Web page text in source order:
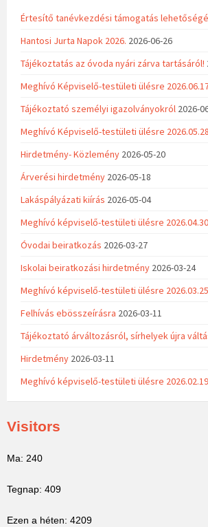
Értesítő tanévkezdési támogatás
Hantosi Jurta Napok 2026. 2026-06-26
Tájékoztatás az óvoda nyári zárva tartásáról!
Meghívó Képviselő-testületi ülésre
Tájékoztató személyi igazolványokról 2026-
Meghívó Képviselő-testületi ülésre
Hirdetmény- Közlemény 2026-05-20
Árverési hirdetmény 2026-05-18
Lakáspályázati kiírás 2026-05-04
Meghívó képviselő-testületi ülésre
Óvodai beiratkozás 2026-03-27
Iskolai beiratkozási hirdetmény 2026-03-24
Meghívó képviselő-testületi ülésre
Felhívás ebösszeírásra 2026-03-11
Tájékoztató árváltozásról, sírhelyek újra
Hirdetmény 2026-03-11
Meghívó képviselő-testületi ülésre
Visitors
Ma: 240
Tegnap: 409
Ezen a héten: 4209